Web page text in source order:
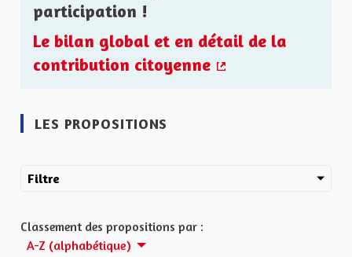
participation !
Le bilan global et en détail de la
contribution citoyenne
LES PROPOSITIONS
Filtre
Classement des propositions par :
A-Z (alphabétique)